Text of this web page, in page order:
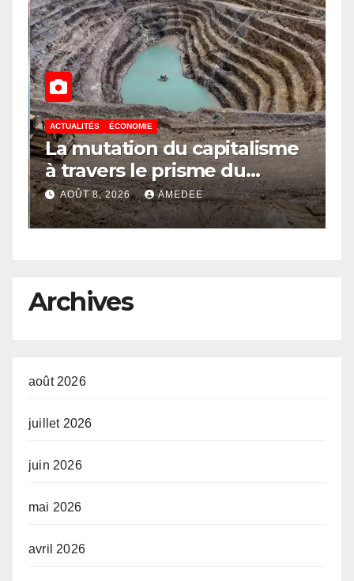
ACTUALITÉS ÉCONOMIE
La mutation du capitalisme
à travers le prisme du
Continuisme : de l’économie
de l’extraction à l’économie
AOÛT 8, 2026 AMEDEE
Archives
août 2026
juillet 2026
juin 2026
mai 2026
avril 2026